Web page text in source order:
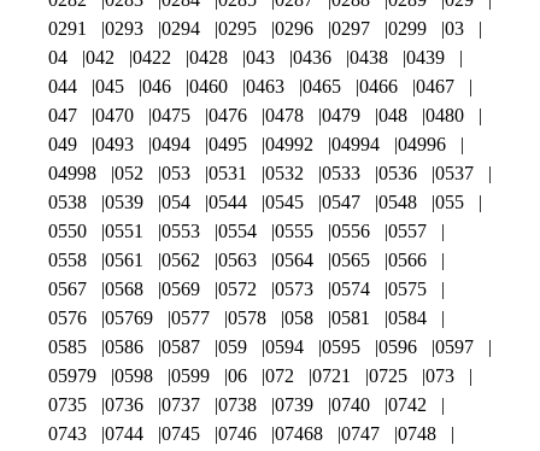
0291
0293 0294 0295 0296 0297 0299
03
04
042 0422 0428 043 0436 0438
0439
044
045 046 0460 0463 0465 0466
0467
047
0470 0475 0476 0478 0479 048
0480
049
0493 0494 0495 04992 04994
04996
04998
052 053 0531 0532 0533 0536
0537
0538
0539 054 0544 0545 0547 0548
055
0550
0551 0553 0554 0555 0556
0557
0558
0561 0562 0563 0564 0565
0566
0567
0568 0569 0572 0573 0574
0575
0576
05769 0577 0578 058 0581
0584
0585
0586 0587 059 0594 0595 0596
0597
05979
0598 0599 06 072 0721 0725
073
0735
0736 0737 0738 0739 0740
0742
0743
0744 0745 0746 07468 0747
0748